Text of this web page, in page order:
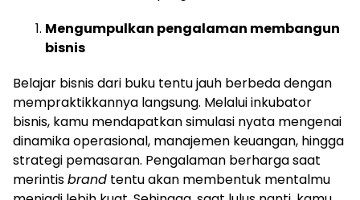
Mengumpulkan pengalaman membangun
bisnis
Belajar bisnis dari buku tentu jauh berbeda dengan
mempraktikkannya langsung. Melalui inkubator
bisnis, kamu mendapatkan simulasi nyata mengenai
dinamika operasional, manajemen keuangan, hingga
strategi pemasaran. Pengalaman berharga saat
merintisbrand tentu akan membentuk mentalmu